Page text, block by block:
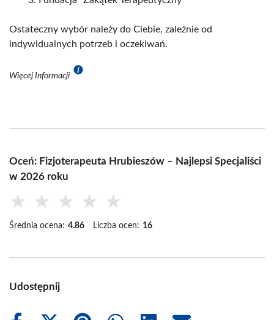
Ostateczny wybór należy do Ciebie, zależnie od
indywidualnych potrzeb i oczekiwań.
Więcej Informacji
Oceń: Fizjoterapeuta Hrubieszów – Najlepsi Specjaliści
w 2026 roku
★ ★ ★ ★ ★
Średnia ocena: 4.86 Liczba ocen: 16
Udostępnij